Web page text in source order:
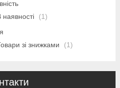
наявності
1
зі знижками
1